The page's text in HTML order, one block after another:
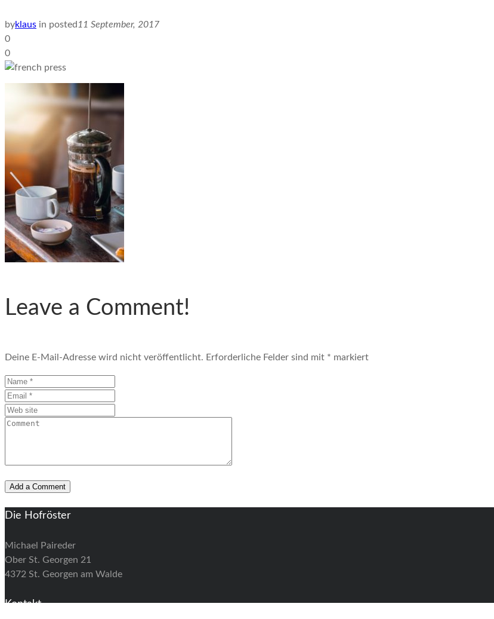
byklaus in posted11 September, 2017
0
0
Leave a Comment!
Deine E-Mail-Adresse wird nicht veröffentlicht. Erforderliche Felder sind mit * markiert
Die Hofröster
Michael Paireder
Ober St. Georgen 21
4372 St. Georgen am Walde
Kontakt